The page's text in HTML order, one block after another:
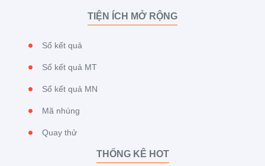
TIỆN ÍCH MỞ RỘNG
Sổ kết quả
Sổ kết quả MT
Sổ kết quả MN
Mã nhúng
Quay thử
THỐNG KÊ HOT